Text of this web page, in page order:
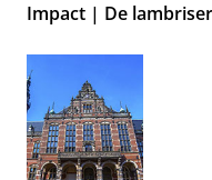
Impact | De